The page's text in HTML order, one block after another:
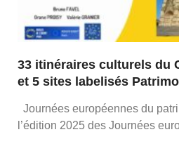
33 itinéraires culturels du
et 5 sites labelisés
Journées européennes du
l’édition 2025 des Journées